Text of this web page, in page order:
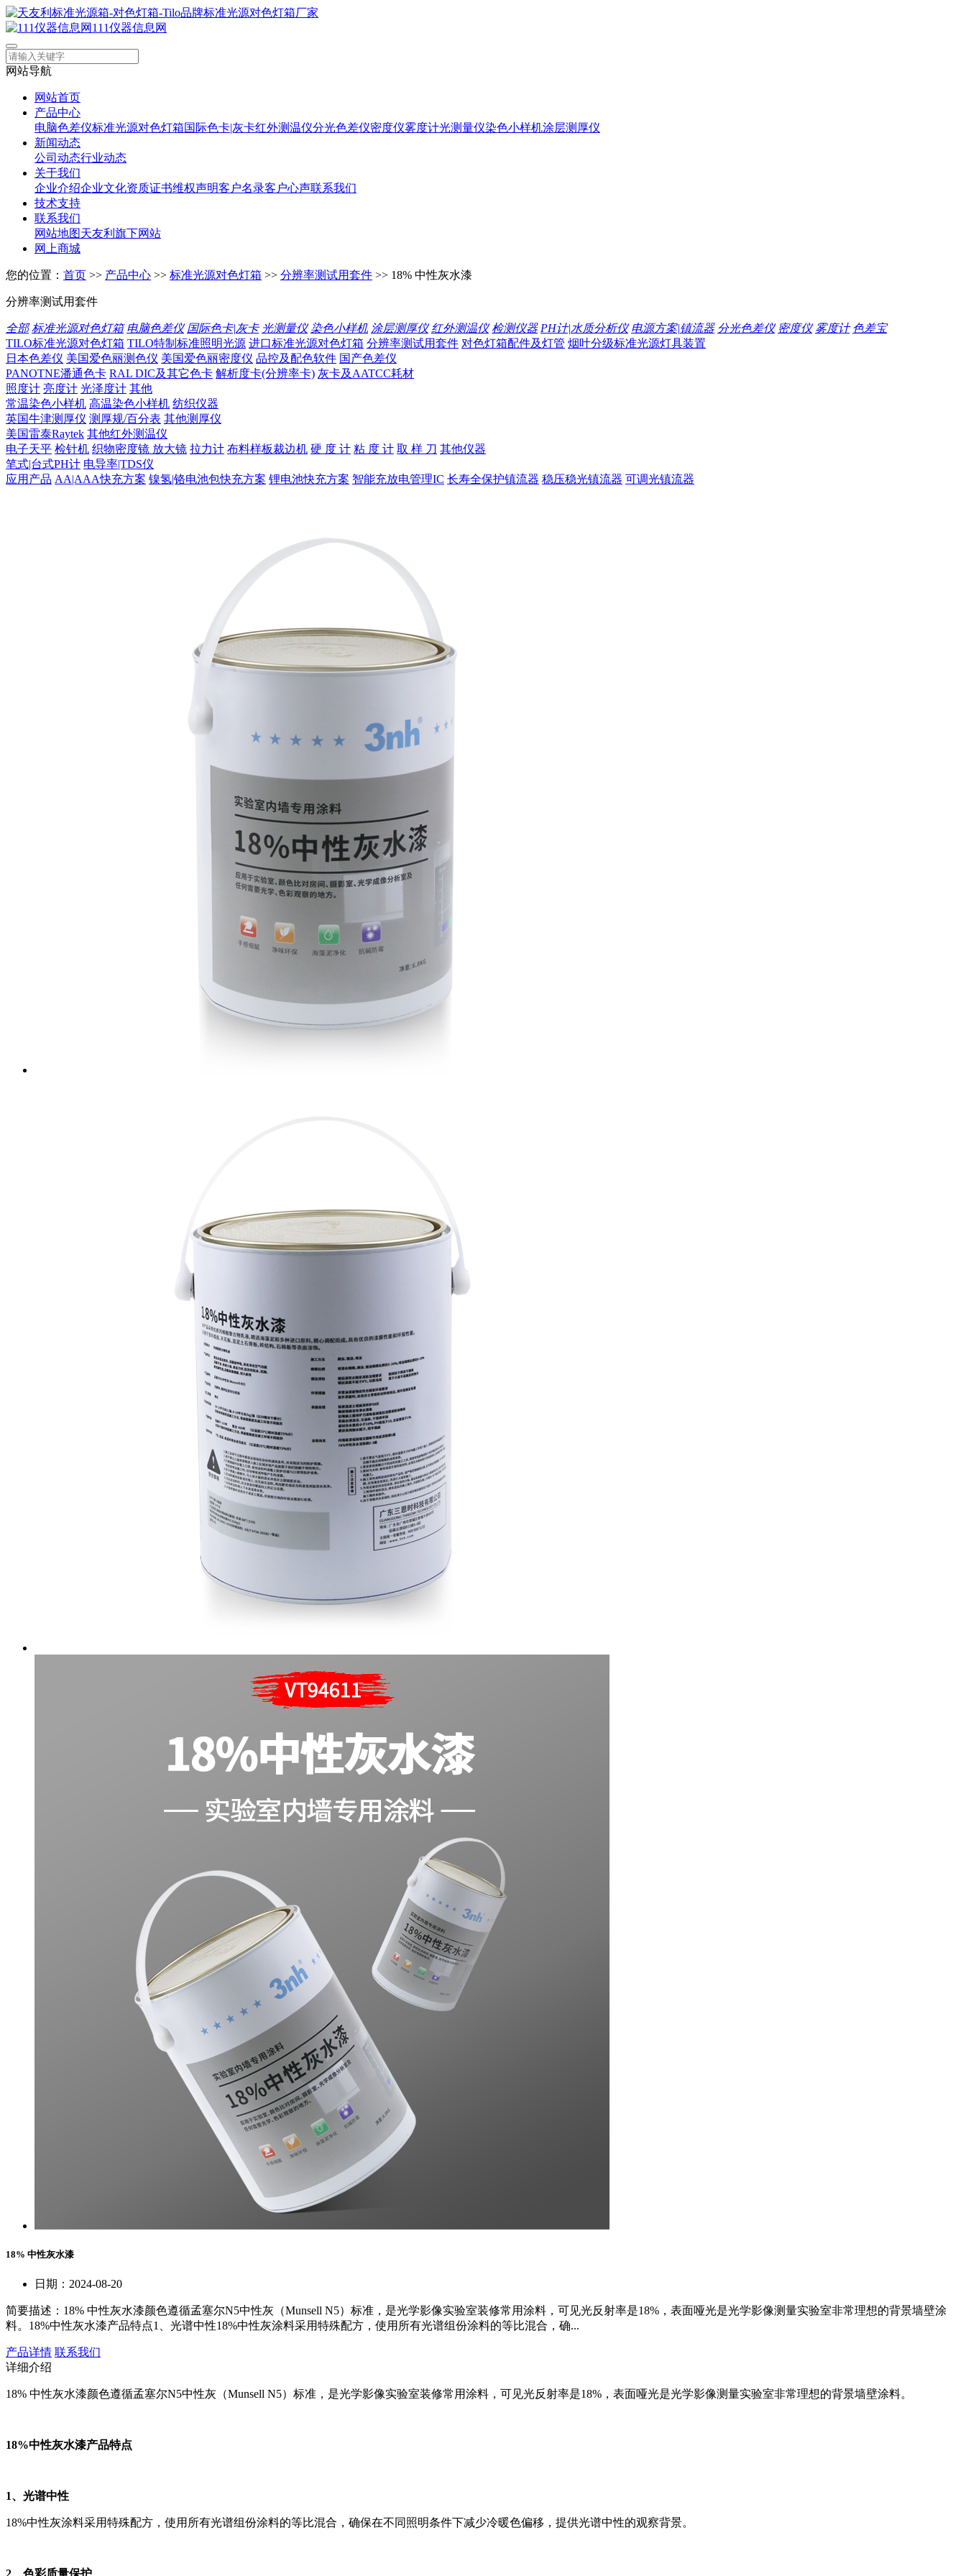
111仪器信息网
网站导航
网站首页
产品中心
电脑色差仪标准光源对色灯箱国际色卡|灰卡红外测温仪分光色差仪密度仪雾度计光测量仪染色小样机涂层测厚仪
新闻动态
公司动态行业动态
关于我们
企业介绍企业文化资质证书维权声明客户名录客户心声联系我们
技术支持
联系我们
网站地图天友利旗下网站
网上商城
您的位置： 首页 >> 产品中心 >> 标准光源对色灯箱 >> 分辨率测试用套件 >> 18% 中性灰水漆
分辨率测试用套件
全部 标准光源对色灯箱 电脑色差仪 国际色卡|灰卡 光测量仪 染色小样机 涂层测厚仪 红外测温仪 检测仪器 PH计|水质分析仪 电源方案|镇流器 分光色差仪 密度仪 雾度计 色差宝
TILO标准光源对色灯箱 TILO特制标准照明光源 进口标准光源对色灯箱 分辨率测试用套件 对色灯箱配件及灯管 烟叶分级标准光源灯具装置
日本色差仪 美国爱色丽测色仪 美国爱色丽密度仪 品控及配色软件 国产色差仪
PANOTNE潘通色卡 RAL DIC及其它色卡 解析度卡(分辨率卡) 灰卡及AATCC耗材
照度计 亮度计 光泽度计 其他
常温染色小样机 高温染色小样机 纺织仪器
英国牛津测厚仪 测厚规/百分表 其他测厚仪
美国雷泰Raytek 其他红外测温仪
电子天平 检针机 织物密度镜 放大镜 拉力计 布料样板裁边机 硬 度 计 粘 度 计 取 样 刀 其他仪器
笔式|台式PH计 电导率|TDS仪
应用产品 AA|AAA快充方案 镍氢|铬电池包快充方案 锂电池快充方案 智能充放电管理IC 长寿全保护镇流器 稳压稳光镇流器 可调光镇流器
18% 中性灰水漆
日期：2024-08-20
简要描述： 18% 中性灰水漆颜色遵循孟塞尔N5中性灰（Munsell N5）标准，是光学影像实验室装修常用涂料，可见光反射率是18%，表面哑光是光学影像测量实验室非常理想的背景墙壁涂
料。18%中性灰水漆产品特点1、光谱中性18%中性灰涂料采用特殊配方，使用所有光谱组份涂料的等比混合，确...
产品详情 联系我们
详细介绍
18% 中性灰水漆颜色遵循孟塞尔N5中性灰（Munsell N5）标准，是光学影像实验室装修常用涂料，可见光反射率是18%，表面哑光是光学影像测量实验室非常理想的背景墙壁涂料。
18%中性灰水漆产品特点
1、光谱中性
18%中性灰涂料采用特殊配方，使用所有光谱组份涂料的等比混合，确保在不同照明条件下减少冷暖色偏移，提供光谱中性的观察背景。